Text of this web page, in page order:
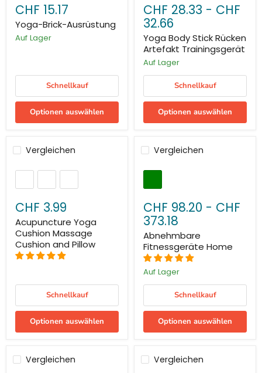
CHF 15.17
Yoga-Brick-Ausrüstung
Auf Lager
Schnellkauf
Optionen auswählen
CHF 28.33 - CHF
32.66
Yoga Body Stick Rücken
Artefakt Trainingsgerät
Auf Lager
Schnellkauf
Optionen auswählen
Vergleichen
CHF 3.99
Acupuncture Yoga
Cushion Massage
Cushion and Pillow
Schnellkauf
Optionen auswählen
Vergleichen
CHF 98.20 - CHF
373.18
Abnehmbare
Fitnessgeräte Home
Auf Lager
Schnellkauf
Optionen auswählen
Vergleichen
Sparen Sie33 %
Vergleichen